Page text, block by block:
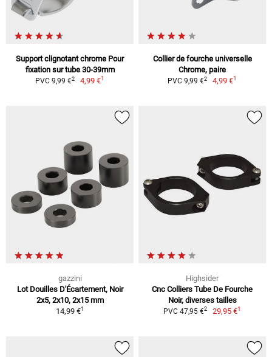
Support clignotant chrome Pour
fixation sur tube 30-39mm
PVC 9,99 €2 4,99 €1
Collier de fourche universelle
Chrome, paire
PVC 9,99 €2 4,99 €1
gazzini
Lot Douilles D'Écartement, Noir
2x5, 2x10, 2x15 mm
14,99 €1
Highsider
Cnc Colliers Tube De Fourche
Noir, diverses tailles
PVC 47,95 €2 29,95 €1